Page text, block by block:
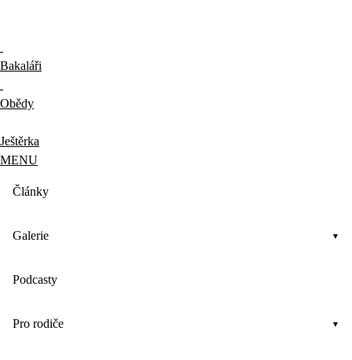
Bakaláři
Obědy
Ještěrka
MENU
Články
Galerie
Podcasty
Pro rodiče